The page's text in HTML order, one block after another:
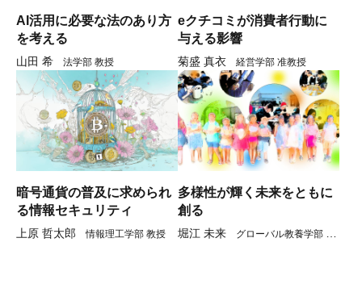
AI活用に必要な法のあり方
を考える
山田 希 法学部 教授
eクチコミが消費者行動に
与える影響
菊盛 真衣 経営学部 准教授
暗号通貨の普及に求められ
る情報セキュリティ
上原 哲太郎 情報理工学部 教授
多様性が輝く未来をともに
創る
堀江 未来
グローバル教養学部 教